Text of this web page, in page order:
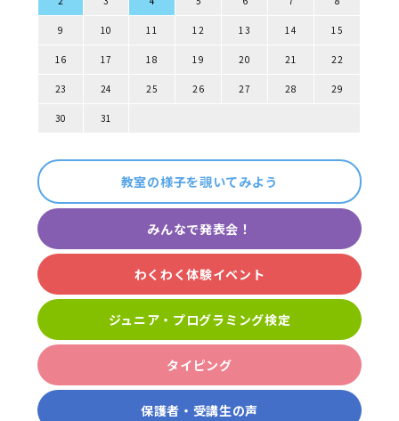
9 10 11 12 13 14 15
16 17 18 19 20 21 22
23 24 25 26 27 28 29
30 31
教室の様子を覗いてみよう
みんなで発表会！
わくわく体験イベント
ジュニア・プログラミング検定
タイピング
保護者・受講生の声